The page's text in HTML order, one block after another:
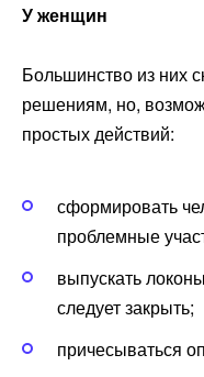
У женщин
Большинство из них
решениям, но,
простых действий:
сформировать
проблемные
выпускать
следует закрыть;
причесываться